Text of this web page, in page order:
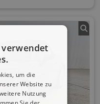
verwendet
um die
Website zu
Nutzung